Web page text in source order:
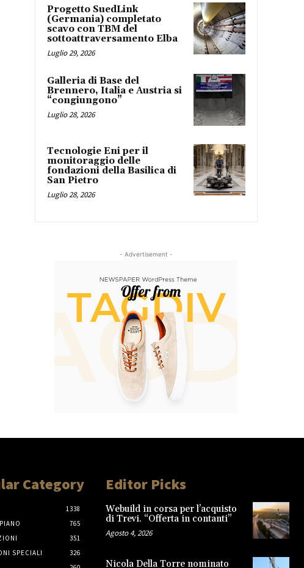
Progetto SuedLink
(Germania) completato
scavo con TBM del
sottoattraversamento Elba
Luglio 29, 2026
Galleria di Base del
Brennero, Italia e Austria si
“congiungono”
Luglio 28, 2026
Tecnologie Eni per il
monitoraggio delle
fondazioni della Basilica di
San Pietro
Luglio 28, 2026
- Advertisement -
Category
1338
765
351
SPECIALI
326
Editor Picks
Webuild in corsa per l’acquisto
di Trevi. “Offerta in contanti”
Agosto 4, 2026
Nicola Della Torre nominato